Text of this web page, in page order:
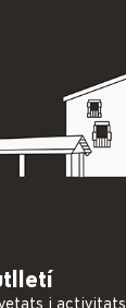
i activitats